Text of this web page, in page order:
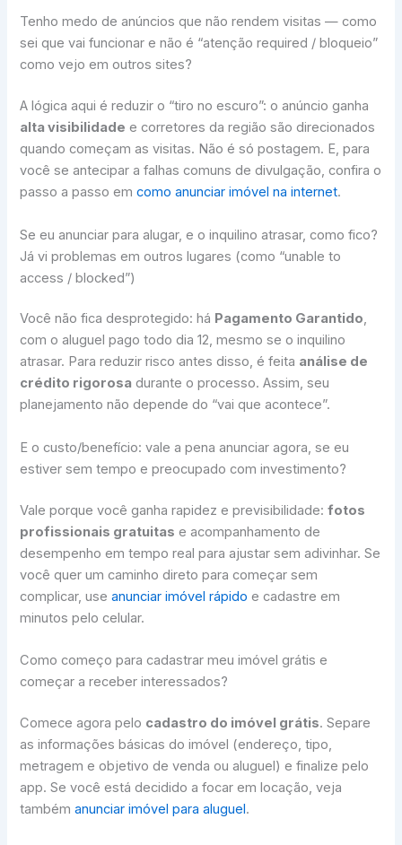
Tenho medo de anúncios que não rendem visitas — como
sei que vai funcionar e não é “atenção required / bloqueio”
como vejo em outros sites?
A lógica aqui é reduzir o “tiro no escuro”: o anúncio ganha
alta visibilidade e corretores da região são direcionados
quando começam as visitas. Não é só postagem. E, para
você se antecipar a falhas comuns de divulgação, confira o
passo a passo emcomo anunciar imóvel na internet.
Se eu anunciar para alugar, e o inquilino atrasar, como fico?
Já vi problemas em outros lugares (como “unable to
access / blocked”)
Você não fica desprotegido: há Pagamento Garantido,
com o aluguel pago todo dia 12, mesmo se o inquilino
atrasar. Para reduzir risco antes disso, é feita análise de
crédito rigorosa durante o processo. Assim, seu
planejamento não depende do “vai que acontece”.
E o custo/benefício: vale a pena anunciar agora, se eu
estiver sem tempo e preocupado com investimento?
Vale porque você ganha rapidez e previsibilidade:fotos
profissionais gratuitas e acompanhamento de
desempenho em tempo real para ajustar sem adivinhar. Se
você quer um caminho direto para começar sem
complicar, useanunciar imóvel rápido e cadastre em
minutos pelo celular.
Como começo para cadastrar meu imóvel grátis e
começar a receber interessados?
Comece agora pelo cadastro do imóvel grátis. Separe
as informações básicas do imóvel (endereço, tipo,
metragem e objetivo de venda ou aluguel) e finalize pelo
app. Se você está decidido a focar em locação, veja
tambémanunciar imóvel para aluguel.